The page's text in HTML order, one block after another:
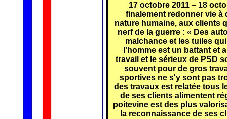
17 octobre 2011 – 18
finalement redonner vie à
nature humaine, aux clients
nerf de la guerre : « Des
malchance et les tuiles
l'homme est un battant et
travail et le sérieux de PSD
souvent pour de gros
sportives ne s'y sont pas
des travaux est relatée tous
de ses clients alimentent
poitevine est des plus
la reconnaissance de ses